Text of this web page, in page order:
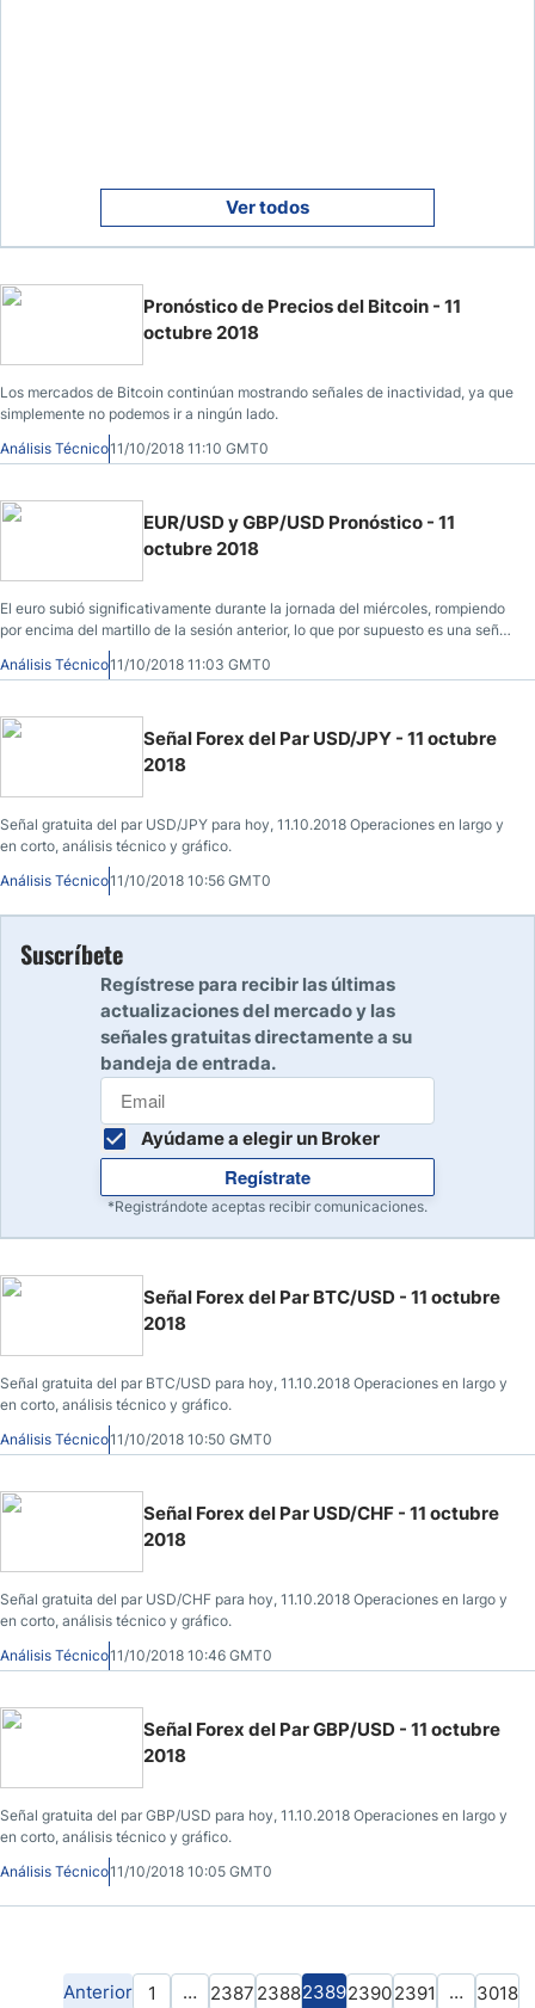
Ver todos
Pronóstico de Precios del Bitcoin - 11
octubre 2018
Los mercados de Bitcoin continúan mostrando señales de inactividad, ya que
simplemente no podemos ir a ningún lado.
Análisis Técnico11/10/2018 11:10 GMT0
EUR/USD y GBP/USD Pronóstico - 11
octubre 2018
El euro subió significativamente durante la jornada del miércoles, rompiendo
por encima del martillo de la sesión anterior, lo que por supuesto es una señal
muy alcista y creo que estamos tratando de encontrar algún tipo de mínimo
en un área que ha sido muy confiable como fondo de la consolidación
Análisis Técnico11/10/2018 11:03 GMT0
Señal Forex del Par USD/JPY - 11 octubre
2018
Señal gratuita del par USD/JPY para hoy, 11.10.2018 Operaciones en largo y
en corto, análisis técnico y gráfico.
Análisis Técnico11/10/2018 10:56 GMT0
Suscríbete
Regístrese para recibir las últimas
actualizaciones del mercado y las
señales gratuitas directamente a su
bandeja de entrada.
Ayúdame a elegir un Broker
Regístrate
*Registrándote aceptas recibir comunicaciones.
Señal Forex del Par BTC/USD - 11 octubre
2018
Señal gratuita del par BTC/USD para hoy, 11.10.2018 Operaciones en largo y
en corto, análisis técnico y gráfico.
Análisis Técnico11/10/2018 10:50 GMT0
Señal Forex del Par USD/CHF - 11 octubre
2018
Señal gratuita del par USD/CHF para hoy, 11.10.2018 Operaciones en largo y
en corto, análisis técnico y gráfico.
Análisis Técnico11/10/2018 10:46 GMT0
Señal Forex del Par GBP/USD - 11 octubre
2018
Señal gratuita del par GBP/USD para hoy, 11.10.2018 Operaciones en largo y
en corto, análisis técnico y gráfico.
Análisis Técnico11/10/2018 10:05 GMT0
Anterior 1 … 2387 2388238923902391 … 3018